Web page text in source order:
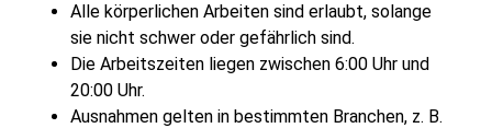
Alle körperlichen Arbeiten sind erlaubt, solange
sie nicht schwer oder gefährlich sind.
Die Arbeitszeiten liegen zwischen 6:00 Uhr und
20:00 Uhr.
Ausnahmen gelten in bestimmten Branchen, z. B.